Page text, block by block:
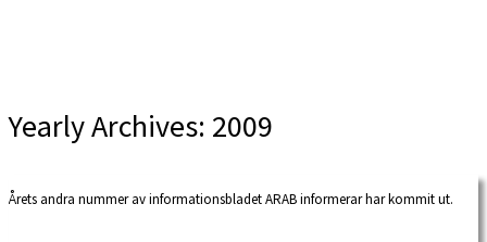
Yearly Archives: 2009
Årets andra nummer av informationsbladet ARAB informerar har kommit ut.